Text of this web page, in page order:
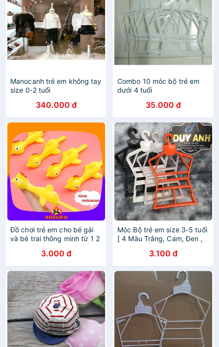
Manocanh trẻ em không tay
size 0-2 tuổi
340.000 đ
Combo 10 móc bộ trẻ em
dưới 4 tuổi
35.000 đ
Đồ chơi trẻ em cho bé gái
và bé trai thông minh từ 1 2
dính tường3.000 đ
Móc Bộ trẻ em size 3-5 tuổi
[ 4 Màu Trắng, Cam, Đen ,
3.100 đ